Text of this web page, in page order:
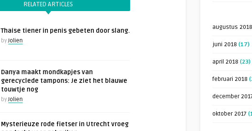
RELATED ARTICLES
Thaise tiener in penis gebeten door slang.
byJolien
Danya maakt mondkapjes van
gerecyclede tampons: Je ziet het blauwe
touwtje nog
byJolien
Mysterieuze rode fietser in Utrecht vroeg
augustus 2018
juni 2018 (17)
april 2018 (23)
februari 2018
december
oktober 2017